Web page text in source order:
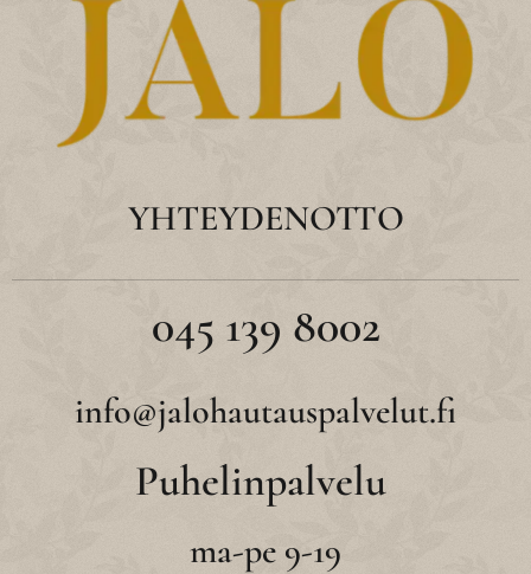
YHTEYDENOTTO
045 139 8002
info@jalohautauspalvelut.fi
Puhelinpalvelu
ma-pe 9-19